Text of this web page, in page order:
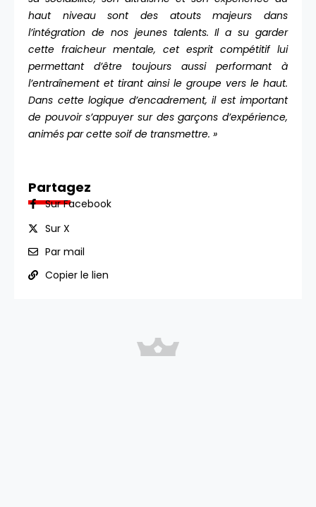
haut niveau sont des atouts majeurs dans
l’intégration de nos jeunes talents. Il a su garder
cette fraicheur mentale, cet esprit compétitif lui
permettant d’être toujours aussi performant à
l’entraînement et tirant ainsi le groupe vers le haut.
Dans cette logique d’encadrement, il est important
de pouvoir s’appuyer sur des garçons d’expérience,
animés par cette soif de transmettre. »
Partagez
Sur Facebook
Sur X
Par mail
Copier le lien